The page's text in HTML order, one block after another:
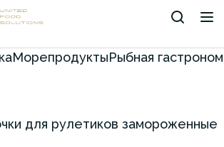
МорепродуктыРыбная
для рулетиков замороженные